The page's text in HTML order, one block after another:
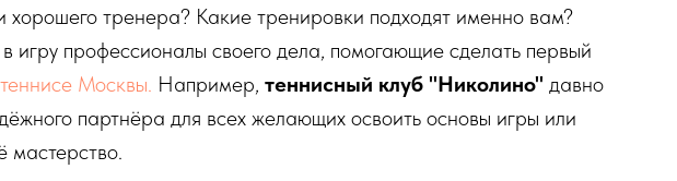
хорошего тренера? Какие тренировки подходят именно вам?
игру профессионалы своего дела, помогающие сделать первый
Москвы. Например, теннисный клуб "Николино" давно
партнёра для всех желающих освоить основы игры или
мастерство.